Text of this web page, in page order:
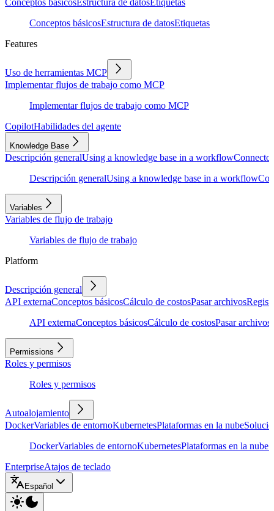
Conceptos básicosEstructura de datosEtiquetas
Conceptos básicosEstructura de datosEtiquetas
Features
Uso de herramientas MCP
Implementar flujos de trabajo como MCP
Implementar flujos de trabajo como MCP
CopilotHabilidades del agente
Knowledge Base
Descripción generalUsing a knowledge base in a workflow
Descripción generalUsing a knowledge base in a workflow
Variables
Variables de flujo de trabajo
Variables de flujo de trabajo
Platform
Descripción general
API externaConceptos básicosCálculo de costosPasar archivos
API externaConceptos básicosCálculo de costosPasar archivos
Permissions
Roles y permisos
Roles y permisos
Autoalojamiento
DockerVariables de entornoKubernetesPlataformas en la nube
DockerVariables de entornoKubernetesPlataformas en la nube
EnterpriseAtajos de teclado
Español